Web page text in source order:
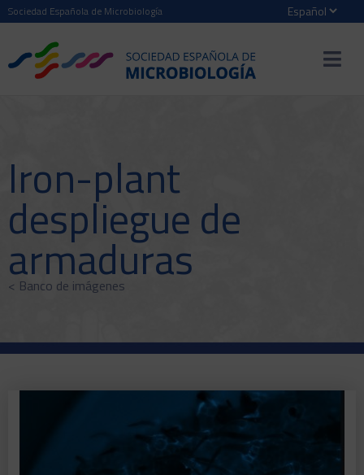
Sociedad Española de Microbiología
Iron-plant
despliegue de
armaduras
< Banco de imágenes